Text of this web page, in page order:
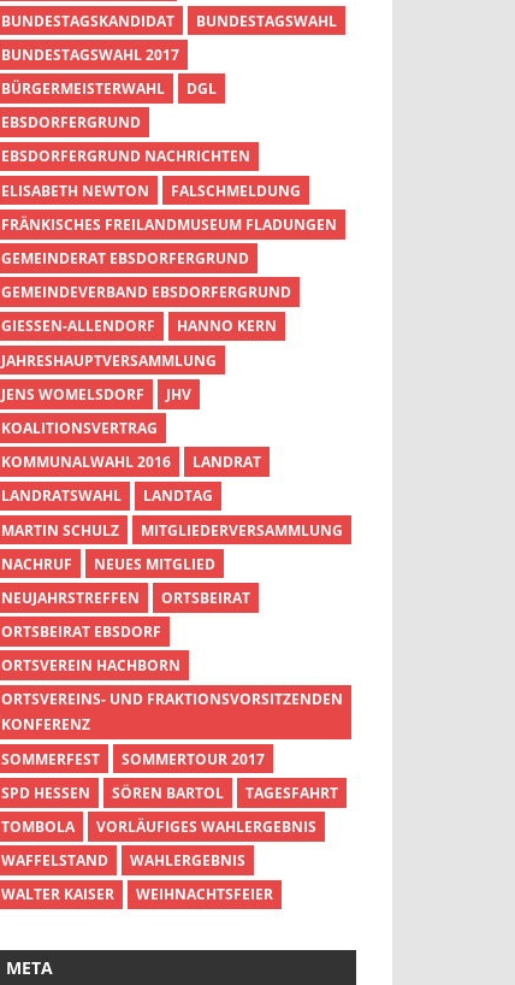
BUNDESTAGSKANDIDAT
BUNDESTAGSWAHL
BUNDESTAGSWAHL 2017
BÜRGERMEISTERWAHL
DGL
EBSDORFERGRUND
EBSDORFERGRUND NACHRICHTEN
ELISABETH NEWTON
FALSCHMELDUNG
FRÄNKISCHES FREILANDMUSEUM FLADUNGEN
GEMEINDERAT EBSDORFERGRUND
GEMEINDEVERBAND EBSDORFERGRUND
GIESSEN-ALLENDORF
HANNO KERN
JAHRESHAUPTVERSAMMLUNG
JENS WOMELSDORF
JHV
KOALITIONSVERTRAG
KOMMUNALWAHL 2016
LANDRAT
LANDRATSWAHL
LANDTAG
MARTIN SCHULZ
MITGLIEDERVERSAMMLUNG
NACHRUF
NEUES MITGLIED
NEUJAHRSTREFFEN
ORTSBEIRAT
ORTSBEIRAT EBSDORF
ORTSVEREIN HACHBORN
ORTSVEREINS- UND FRAKTIONSVORSITZENDEN
KONFERENZ
SOMMERFEST
SOMMERTOUR 2017
SPD HESSEN
SÖREN BARTOL
TAGESFAHRT
TOMBOLA
VORLÄUFIGES WAHLERGEBNIS
WAFFELSTAND
WAHLERGEBNIS
WALTER KAISER
WEIHNACHTSFEIER
META